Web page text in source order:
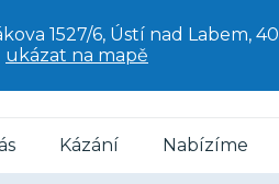
1527/6, Ústí nad Labem,
ukázat na mapě
Kázání Nabízíme